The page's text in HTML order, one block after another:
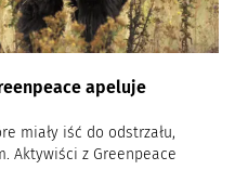
apeluje
miały iść do odstrzału,
Aktywiści z Greenpeace